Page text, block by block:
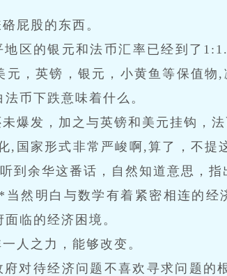
屁股的东西。
地区的银元和法币汇率已经到了
元，英镑，银元，小黄鱼等保值
币下跌意味着什么。
爆发，加之与英镑和美元挂钩，法
,国家形式非常严峻啊,算了，不提
到余华这番话，自然知道意思，指
然明白与数学有着紧密相连的
临的经济困境。
人之力，能够改变。
对待经济问题不喜欢寻求问题的